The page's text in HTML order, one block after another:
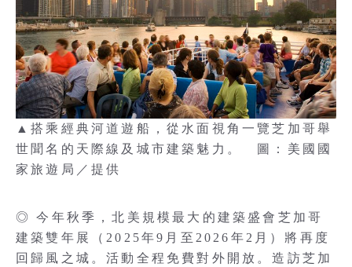
▲搭乘經典河道遊船，從水面視角一覽芝加哥舉
世聞名的天際線及城市建築魅力。 圖：美國國
家旅遊局／提供
◎ 今年秋季，北美規模最大的建築盛會芝加哥
建築雙年展（2025年9月至2026年2月）將再度
回歸風之城。活動全程免費對外開放。造訪芝加